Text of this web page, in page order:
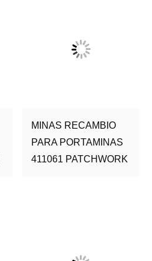
MINAS RECAMBIO
PARA PORTAMINAS
411061 PATCHWORK